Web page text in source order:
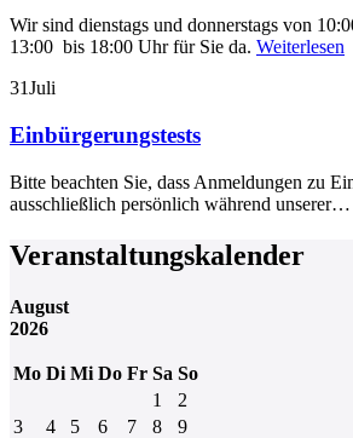
Wir sind dienstags und donnerstags von
13:00 bis 18:00 Uhr für Sie da. Weiterlesen
31Juli
Einbürgerungstests
Bitte beachten Sie, dass Anmeldungen zu
ausschließlich persönlich während unserer…
Veranstaltungskalender
August
2026
Mo Di Mi Do Fr Sa So
1
2
3
4 5 6 7 8
9